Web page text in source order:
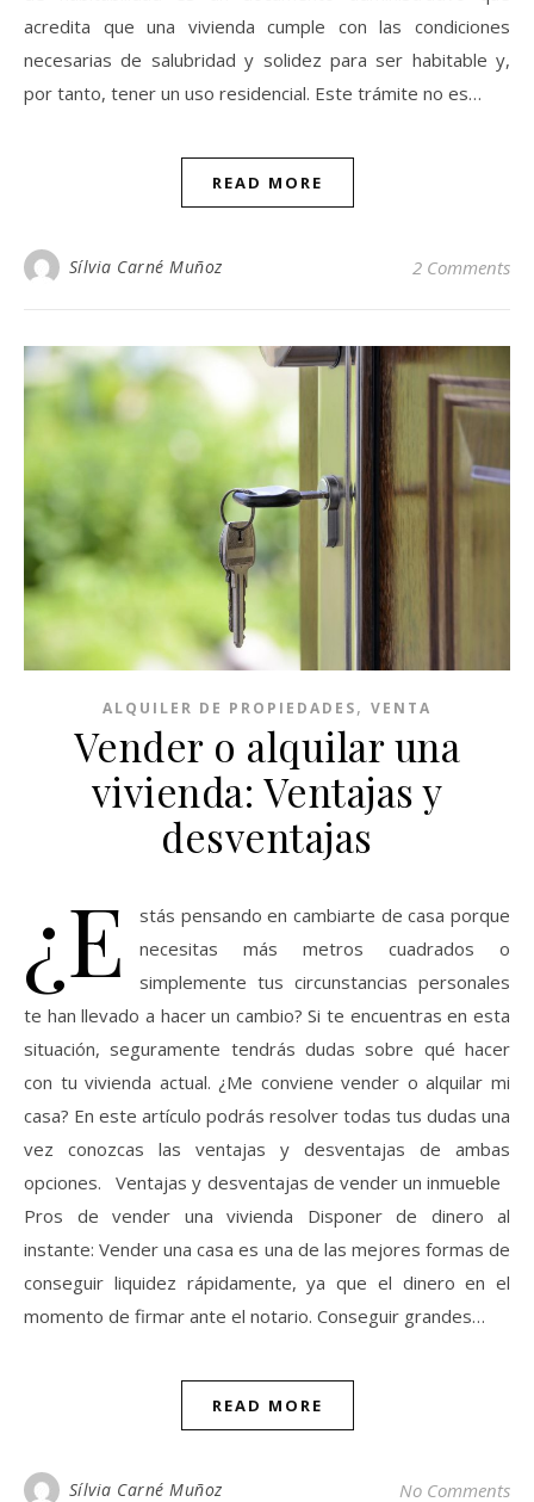
acredita que una vivienda cumple con las condiciones
necesarias de salubridad y solidez para ser habitable y,
por tanto, tener un uso residencial. Este trámite no es…
READ MORE
Sílvia Carné Muñoz 2 Comments
ALQUILER DE PROPIEDADES, VENTA
Vender o alquilar una
vivienda: Ventajas y
desventajas
¿E
stás pensando en cambiarte de casa porque
necesitas más metros cuadrados o
simplemente tus circunstancias personales
te han llevado a hacer un cambio? Si te encuentras en esta
situación, seguramente tendrás dudas sobre qué hacer
con tu vivienda actual. ¿Me conviene vender o alquilar mi
casa? En este artículo podrás resolver todas tus dudas una
vez conozcas las ventajas y desventajas de ambas
opciones. Ventajas y desventajas de vender un inmueble
Pros de vender una vivienda Disponer de dinero al
instante: Vender una casa es una de las mejores formas de
conseguir liquidez rápidamente, ya que el dinero en el
momento de firmar ante el notario. Conseguir grandes…
READ MORE
Sílvia Carné Muñoz No Comments